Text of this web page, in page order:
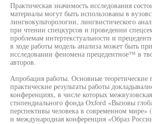
Практическая значимость исследования
материалы могут быть использованы в
лингвокульторологии, лингвистического
при чтении спецкурсов и проведении
проблемам интертекстуальности и
в ходе работы модель анализа может быть
исследовании феномена прецедентное™ в
авторов.
Апробация работы. Основные теоретические
практические результаты работы
конференциях, в числе которых
стипендиального фонда Oxford «Вызовы
перспективы человека в современном мире»
и международная конференция «Образ